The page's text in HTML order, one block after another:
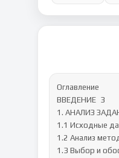
Оглавление
ВВЕДЕНИЕ	3
1. АНАЛИЗ
1.1 Исходные
1.2 Анализ
1.3 Выбор и